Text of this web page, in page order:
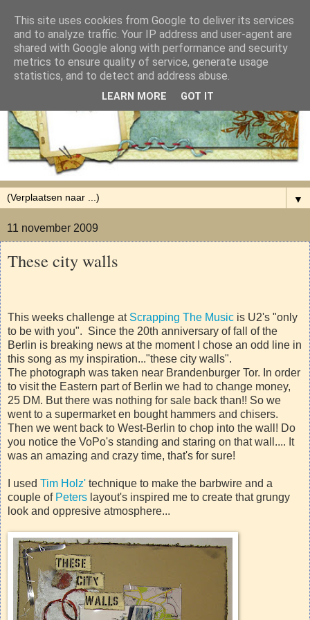
▼
11 november 2009
These city walls
This weeks challenge at Scrapping The Music is U2's "only
to be with you". Since the 20th anniversary of fall of the
Berlin is breaking news at the moment I chose an odd line in
this song as my inspiration..."these city walls".
The photograph was taken near Brandenburger Tor. In order
to visit the Eastern part of Berlin we had to change money,
25 DM. But there was nothing for sale back than!! So we
went to a supermarket en bought hammers and chisers.
Then we went back to West-Berlin to chop into the wall! Do
you notice the VoPo's standing and staring on that wall.... It
was an amazing and crazy time, that's for sure!
I used Tim Holz' technique to make the barbwire and a
couple of Peters layout's inspired me to create that grungy
look and oppresive atmosphere...
This site uses cookies from Google to deliver its services
and to analyze traffic. Your IP address and user-agent are
shared with Google along with performance and security
metrics to ensure quality of service, generate usage
statistics, and to detect and address abuse.
LEARN MORE GOT IT